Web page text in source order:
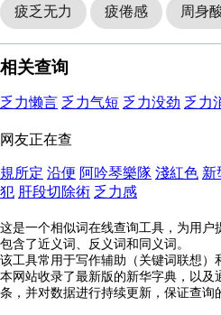
疲乏无力 疲倦感 周身
相关查询
乏力懒言 乏力气短 乏力没劲 乏力
网友正在查
規所定 沿便 阿吟琴樂隊 淺紅色 新
犯 肝段切除術 乏力感
这是一个相似词在线查询工具，为用
包含了近义词、反义词和同义词。
该工具常用于写作辅助（关键词联想）
本网站收录了最新版的新华字典，以及
条，并对数据进行持续更新，保证查询